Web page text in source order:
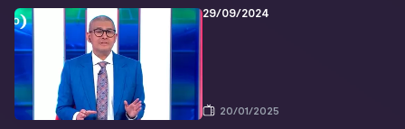
29/09/2024
20/01/2025